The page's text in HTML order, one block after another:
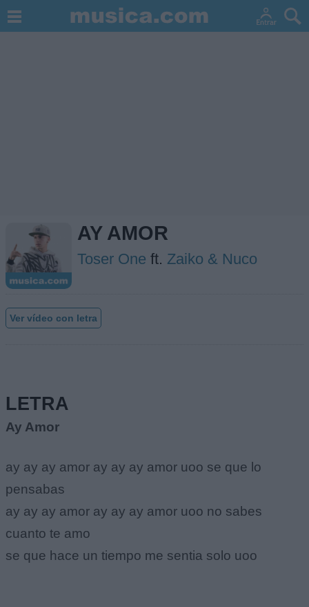
AY AMOR
Toser One ft. Zaiko & Nuco
Ver vídeo con letra
LETRA
Ay Amor
ay ay ay amor ay ay ay amor uoo se que lo
pensabas
ay ay ay amor ay ay ay amor uoo no sabes
cuanto te amo
se que hace un tiempo me sentia solo uoo